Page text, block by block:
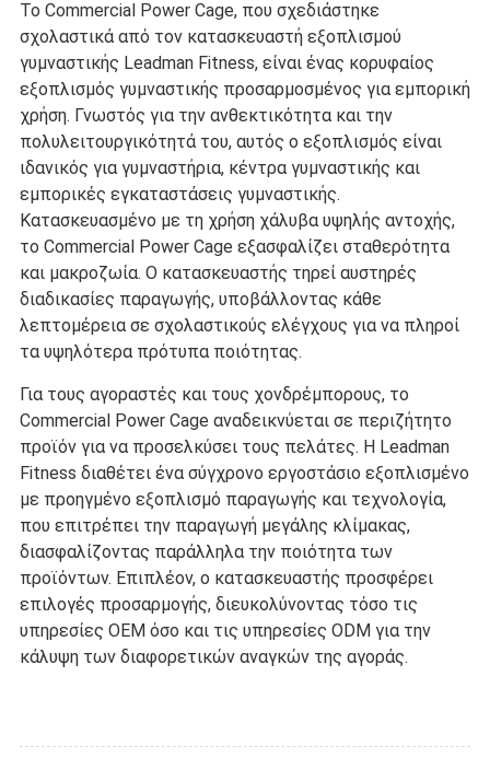
Το Commercial Power Cage, που σχεδιάστηκε
σχολαστικά από τον κατασκευαστή εξοπλισμού
γυμναστικής Leadman Fitness, είναι ένας κορυφαίος
εξοπλισμός γυμναστικής προσαρμοσμένος για εμπορική
χρήση. Γνωστός για την ανθεκτικότητα και την
πολυλειτουργικότητά του, αυτός ο εξοπλισμός είναι
ιδανικός για γυμναστήρια, κέντρα γυμναστικής και
εμπορικές εγκαταστάσεις γυμναστικής.
Κατασκευασμένο με τη χρήση χάλυβα υψηλής αντοχής,
το Commercial Power Cage εξασφαλίζει σταθερότητα
και μακροζωία. Ο κατασκευαστής τηρεί αυστηρές
διαδικασίες παραγωγής, υποβάλλοντας κάθε
λεπτομέρεια σε σχολαστικούς ελέγχους για να πληροί
τα υψηλότερα πρότυπα ποιότητας.
Για τους αγοραστές και τους χονδρέμπορους, το
Commercial Power Cage αναδεικνύεται σε περιζήτητο
προϊόν για να προσελκύσει τους πελάτες. Η Leadman
Fitness διαθέτει ένα σύγχρονο εργοστάσιο εξοπλισμένο
με προηγμένο εξοπλισμό παραγωγής και τεχνολογία,
που επιτρέπει την παραγωγή μεγάλης κλίμακας,
διασφαλίζοντας παράλληλα την ποιότητα των
προϊόντων. Επιπλέον, ο κατασκευαστής προσφέρει
επιλογές προσαρμογής, διευκολύνοντας τόσο τις
υπηρεσίες OEM όσο και τις υπηρεσίες ODM για την
κάλυψη των διαφορετικών αναγκών της αγοράς.